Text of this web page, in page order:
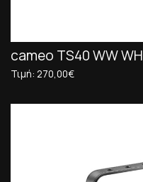
cameo TS40 WW WH
Τιμή: 270,00€